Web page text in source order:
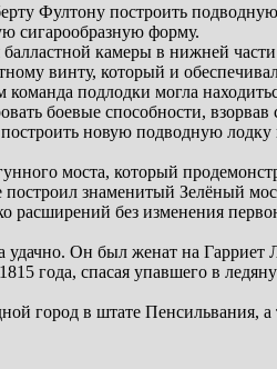
Фултону построить
сигарообразную форму.
камеры в нижней
винту, который и
подлодки могла
боевые способности,
новую подводную лодку
моста, который
знаменитый Зелёный
расширений без изменения
удачно. Он был женат на
года, спасая упавшего в
город в штате